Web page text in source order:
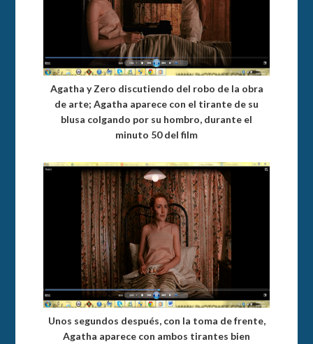
Agatha y Zero discutiendo del robo de la obra
de arte; Agatha aparece con el tirante de su
blusa colgando por su hombro, durante el
minuto 50 del film
Unos segundos después, con la toma de frente,
Agatha aparece con ambos tirantes bien